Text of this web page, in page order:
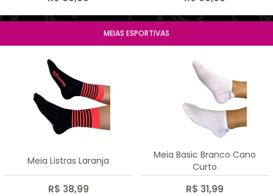
MEIAS ESPORTIVAS
Meia Listras Laranja
R$ 38,99
Meia Basic Branco Cano
Curto
R$ 31,99